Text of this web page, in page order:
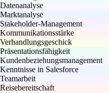
Datenanalyse
Marktanalyse
Stakeholder-Management
Kommunikationsstärke
Verhandlungsgeschick
Präsentationsfähigkeit
Kundenbeziehungsmanagement
Kenntnisse in Salesforce
Teamarbeit
Reisebereitschaft